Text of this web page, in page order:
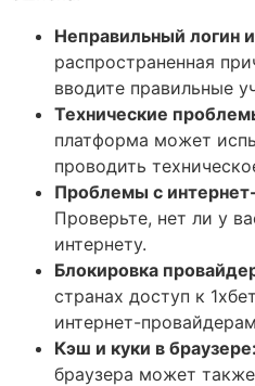
Неправильный логин
распространенная
вводите правильные
Технические
платформа может
проводить
Проблемы с
Проверьте, нет ли у
интернету.
Блокировка
странах доступ к
интернет-
Кэш и куки в браузере:
браузера может